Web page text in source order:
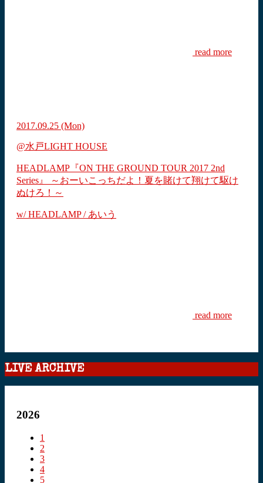
read more
2017.09.25 (Mon)
@水戸LIGHT HOUSE
HEADLAMP『ON THE GROUND TOUR 2017 2nd
Series』 ～おーいこっちだよ！夏を賭けて翔けて駆け
ぬけろ！～
w/ HEADLAMP / あいう
read more
LIVE ARCHIVE
2026
1
2
3
4
5